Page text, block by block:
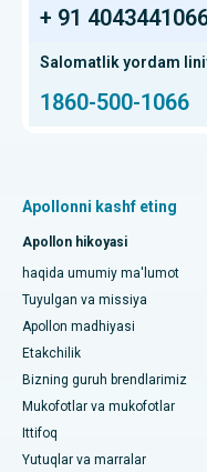
Transplantatsiya
KBB mutaxassisini
Tish shifokorini
Pediatrni toping
Dermatologni toping
kasalxonasi
Chennaydagi eng
Chennaydagi
Paschim Boragaon,
Chennaydagi PH
Chennaydagi ming
Jubilee Hillsdagi eng
Tondiarpet, Chennai
O'pka transplantatsiyasi
Hip Arthroscopy
Kalitlarning umumiy
Fast Track kunlik
Sleeve gastrektomi
Lasik jarrohlik
liposuction
Koroner angiografiya
+ 91
Salomatlik yordam
1860-500-1066
Apollonni kashf eting
Apollon hikoyasi
haqida umumiy ma'lumot
Tuyulgan va missiya
Apollon madhiyasi
Etakchilik
Bizning guruh brendlarimiz
Mukofotlar va mukofotlar
Ittifoq
Yutuqlar va marralar